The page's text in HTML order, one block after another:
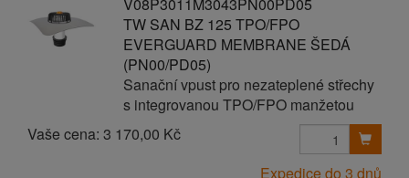
TW SAN BZ 125 TPO/FPO
EVERGUARD MEMBRANE ŠEDÁ
(PN00/PD05)
Sanační vpust pro nezateplené střechy
s integrovanou TPO/FPO manžetou
Vaše cena: 3 170,00 Kč
Expedice do 3 dnů